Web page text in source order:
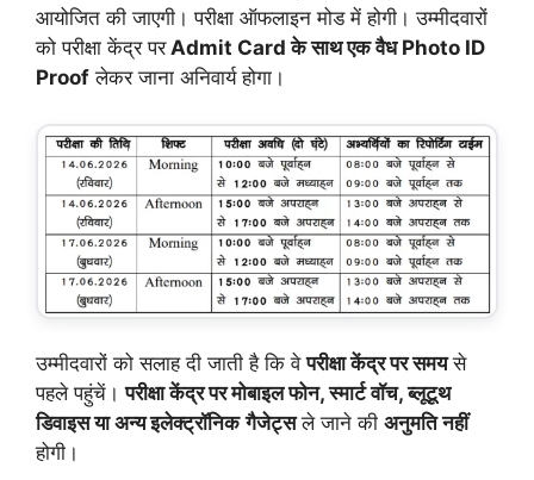
आयोजित की जाएगी। परीक्षा ऑफलाइन मोड में होगी। उम्मीदवारों
को परीक्षा केंद्र परAdmit Card के साथ एक वैध Photo ID
Proof लेकर जाना अनिवार्य होगा।
उम्मीदवारों को सलाह दी जाती है कि वेपरीक्षा केंद्र पर समयसे
पहले पहुंचें।परीक्षा केंद्र पर मोबाइल फोन, स्मार्ट वॉच, ब्लूटूथ
डिवाइस या अन्य इलेक्ट्रॉनिक गैजेट्सले जाने की अनुमति नहीं
होगी।